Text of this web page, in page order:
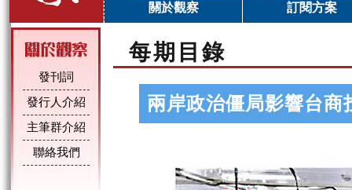
關於觀察 訂閱方案
發刊詞
發行人介紹
主筆群介紹
聯絡我們
每期目錄
兩岸政治僵局影響台商